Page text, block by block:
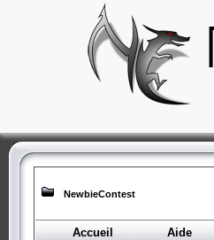
NewbieContest
Accueil Aide